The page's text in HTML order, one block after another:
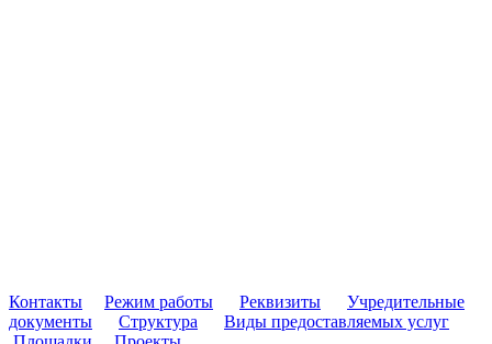
Контакты Режим работы Реквизиты
Учредительные
документы
Структура
Виды предоставляемых услуг